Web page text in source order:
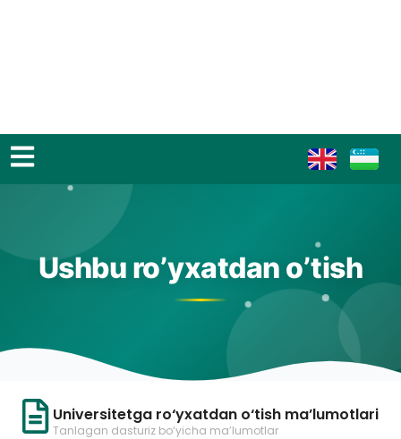
Ushbu ro’yxatdan o’tish
Universitetga ro‘yxatdan o‘tish ma’lumotlari
Tanlagan dasturiz bo‘yicha ma’lumotlar